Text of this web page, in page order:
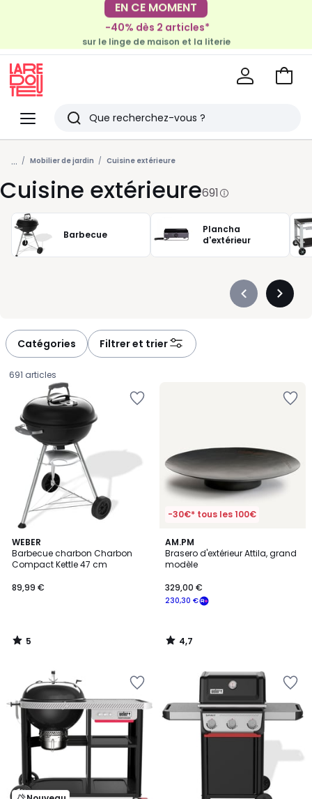
EN CE MOMENT
-30€ tous les 100€*
sur le meuble & la déco
-40% dès 2 articles*
sur le linge de maison et la literie
Menu
Redoute
Rechercher
Derniers
articles
vus
Voir
... Mobilier de jardin Cuisine extérieure
Cuisine extérieure691
Barbecue
Plancha
d'extérieur
Précédent
Catégories Filtrer et trier
691 articles
WEBER
Barbecue charbon Charbon
Compact Kettle 47 cm
€.
89,99 €
5
/
5
5
/
-30€* tous les 100€
AM.PM
Brasero d'extérieur Attila, grand
modèle
230,30 €
329,00 €
4,7
/ 5
4,7
/